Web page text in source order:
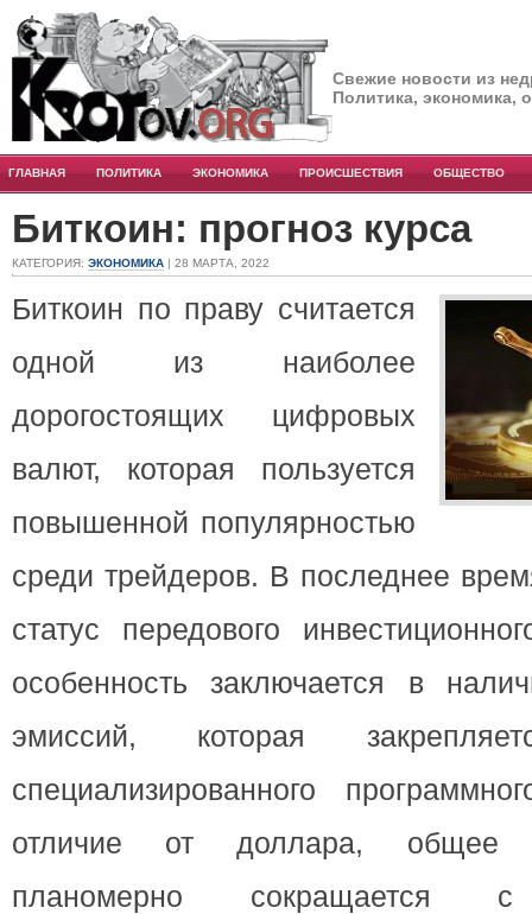
Свежие новости из
Политика, экономика,
ГЛАВНАЯ ПОЛИТИКА ЭКОНОМИКА ПРОИСШЕСТВИЯ ОБЩЕСТВО
Биткоин: прогноз курса
КАТЕГОРИЯ: ЭКОНОМИКА | 28 МАРТА, 2022
Биткоин по праву считается
одной из наиболее
дорогостоящих цифровых
валют, которая пользуется
повышенной популярностью
среди трейдеров. В последнее
статус передового
особенность заключается в
эмиссий, которая
специализированного
отличие от доллара, общее
планомерно сокращается с